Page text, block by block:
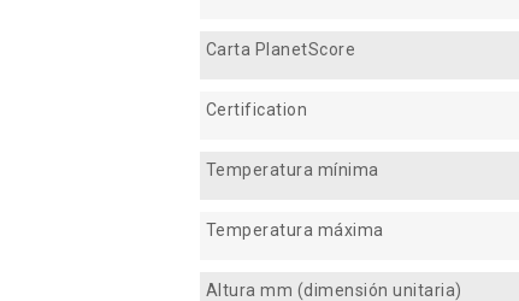
Carta PlanetScore
Certification
Temperatura mínima
Temperatura máxima
Altura mm (dimensión unitaria)